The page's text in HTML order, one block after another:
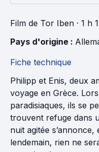
Film de Tor Iben · 1 h
Pays d'origine :
Fiche technique
Philipp et Enis, deux
voyage en Grèce.
paradisiaques, ils se
trouvent refuge dans
nuit agitée
lendemain, rien ne